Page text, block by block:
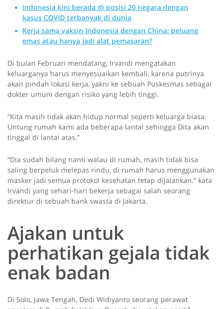
Indonesia kini berada di posisi 20 negara dengan
kasus COVID terbanyak di dunia
Kerja sama vaksin Indonesia dengan China: peluang
emas atau hanya jadi alat pemasaran?
Di bulan Februari mendatang, Irvandi mengatakan
keluarganya harus menyesuaikan kembali, karena putrinya
akan pindah lokasi kerja, yakni ke sebuah Puskesmas sebagai
dokter umum dengan risiko yang lebih tinggi.
“Kita masih tidak akan hidup normal seperti keluarga biasa.
Untung rumah kami ada beberapa lantai sehingga Dita akan
tinggal di lantai atas.”
“Dia sudah bilang nanti walau di rumah, masih tidak bisa
saling berpeluk melepas rindu, di rumah harus menggunakan
masker jadi semua protokol kesehatan tetap dijalankan.” kata
Irvandi yang sehari-hari bekerja sebagai salah seorang
direktur di sebuah bank swasta di Jakarta.
Ajakan untuk
perhatikan gejala tidak
enak badan
Di Solo, Jawa Tengah, Dedi Widiyanto seorang perawat